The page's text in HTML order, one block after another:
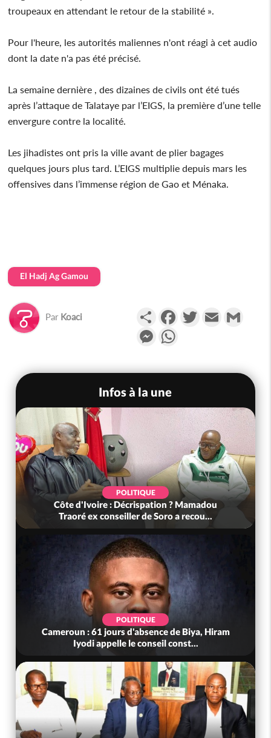
troupeaux en attendant le retour de la stabilité ».
Pour l'heure, les autorités maliennes n'ont réagi à cet audio
dont la date n'a pas été précisé.
La semaine dernière , des dizaines de civils ont été tués
après l’attaque de Talataye par l’EIGS, la première d’une telle
envergure contre la localité.
Les jihadistes ont pris la ville avant de plier bagages
quelques jours plus tard. L’EIGS multiplie depuis mars les
offensives dans l’immense région de Gao et Ménaka.
El Hadj Ag Gamou
Par Koaci PartagerFacebookTwitterEmail
Messenger
Infos à la une
POLITIQUE
Côte d'Ivoire : Décrispation ? Mamadou
Traoré ex conseiller de Soro a recou...
POLITIQUE
Cameroun : 61 jours d'absence de Biya, Hiram
Iyodi appelle le conseil const...